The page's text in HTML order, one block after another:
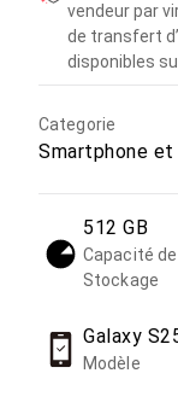
vendeur par
de transfert
disponibles
Categorie
Smartphone et
512 GB
Capacité de
Stockage
Galaxy
Modèle